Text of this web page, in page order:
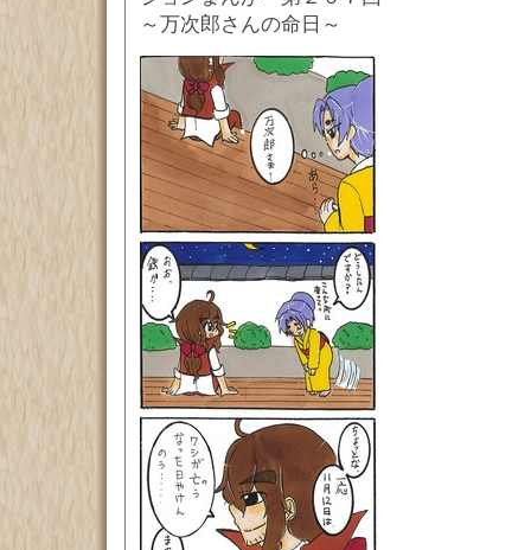
～万次郎さんの命日～